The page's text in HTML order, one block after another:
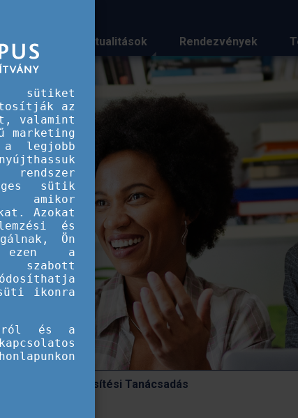
Aktualitások Rendezvények
Nemzetköziesítési Tanácsadás
sütiket
az
valamint
marketing
a legjobb
sütik
amikor
Azokat
és
Ön
ezen a
szabott
ikonra
és a